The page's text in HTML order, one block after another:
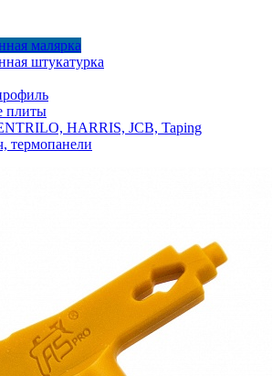
малярка
штукатурка
плиты
HARRIS, JCB, Taping
термопанели